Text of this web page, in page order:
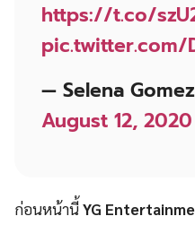
https://t.co/
pic.twitter.com/
— Selena
August 12, 2020
ก่อนหน้านี้YG